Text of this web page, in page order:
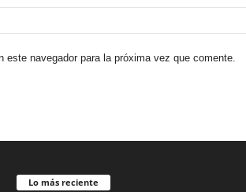
navegador para la próxima vez que comente.
Lo más reciente